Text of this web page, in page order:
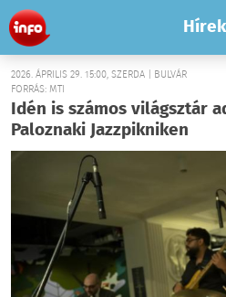
Hírek
2026. ÁPRILIS 29. 15:00, SZERDA | BULVÁR
FORRÁS: MTI
Idén is számos világsztár
Paloznaki Jazzpikniken